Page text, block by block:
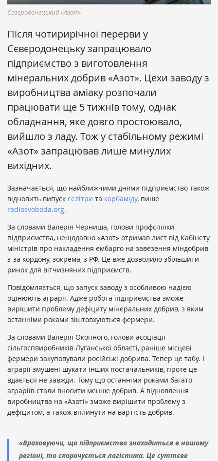
Сєвєродонецький «Азот»
Після чотирирічної перерви у
Сєвєродонецьку запрацювало
підприємство з виготовлення
мінеральних добрив «Азот». Цехи заводу з
виробництва аміаку розпочали
працювати ще 5 тижнів тому, однак
обладнання, яке довго простоювало,
вийшло з ладу. Тож у стабільному режимі
«Азот» запрацював лише минулих
вихідних.
Зазначається, що найближчими днями підприємство також
відновить випуск селітри та карбаміду, пише
radiosvoboda.org.
За словами Валерія Черниша, голови профспілки
підприємства, нещодавно «Азот» отримав лист від Кабінету
міністрів про накладення ембарго на завезення міндобрив
з-за кордону, зокрема, з РФ. Це вже дозволило збільшити
ринок для вітчизняних підприємств.
Повідомляється, що запуск заводу з особливою надією
оцінюють аграрії. Адже робота підприємства зможе
вирішити проблему дефіциту мінеральних добрив, з яким
останніми роками зіштовхуються фермери.
За словами Валерія Окопного, голови асоціації
сільгоспвиробників Луганської області, раніше місцеві
фермери закуповували російські добрива. Тепер це табу. І
аграрії змушені шукати інших постачальників, проте це
вдається не завжди. Тому що останніми роками багато
аграріїв стали вносити менше добрив. А відновлення
виробництва на «Азоті» зможе вирішити проблему з
дефіцитом, а також вплинути на вартість добрив.
«Враховуючи, що підприємство знаходиться в нашому
регіоні, то скорочується логістика. Це суттєве